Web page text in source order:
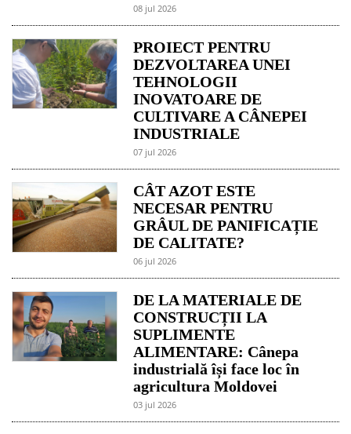
08 jul 2026
PROIECT PENTRU
DEZVOLTAREA UNEI
TEHNOLOGII
INOVATOARE DE
CULTIVARE A CÂNEPEI
INDUSTRIALE
07 jul 2026
CÂT AZOT ESTE
NECESAR PENTRU
GRÂUL DE PANIFICAȚIE
DE CALITATE?
06 jul 2026
DE LA MATERIALE DE
CONSTRUCȚII LA
SUPLIMENTE
ALIMENTARE: Cânepa
industrială își face loc în
agricultura Moldovei
03 jul 2026